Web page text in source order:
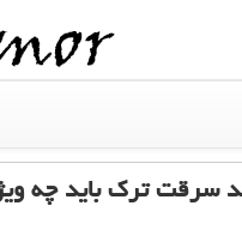
سرقت ترك باید چه